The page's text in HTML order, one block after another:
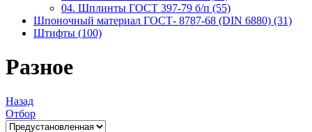
04. Шплинты ГОСТ 397-79 б/п (55)
Шпоночный материал ГОСТ- 8787-68 (DIN 6880) (31)
Штифты (100)
Разное
Назад
Отбор